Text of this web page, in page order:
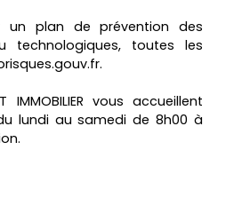
un plan de prévention des
technologiques, toutes les
IMMOBILIER vous accueillent
lundi au samedi de 8h00 à